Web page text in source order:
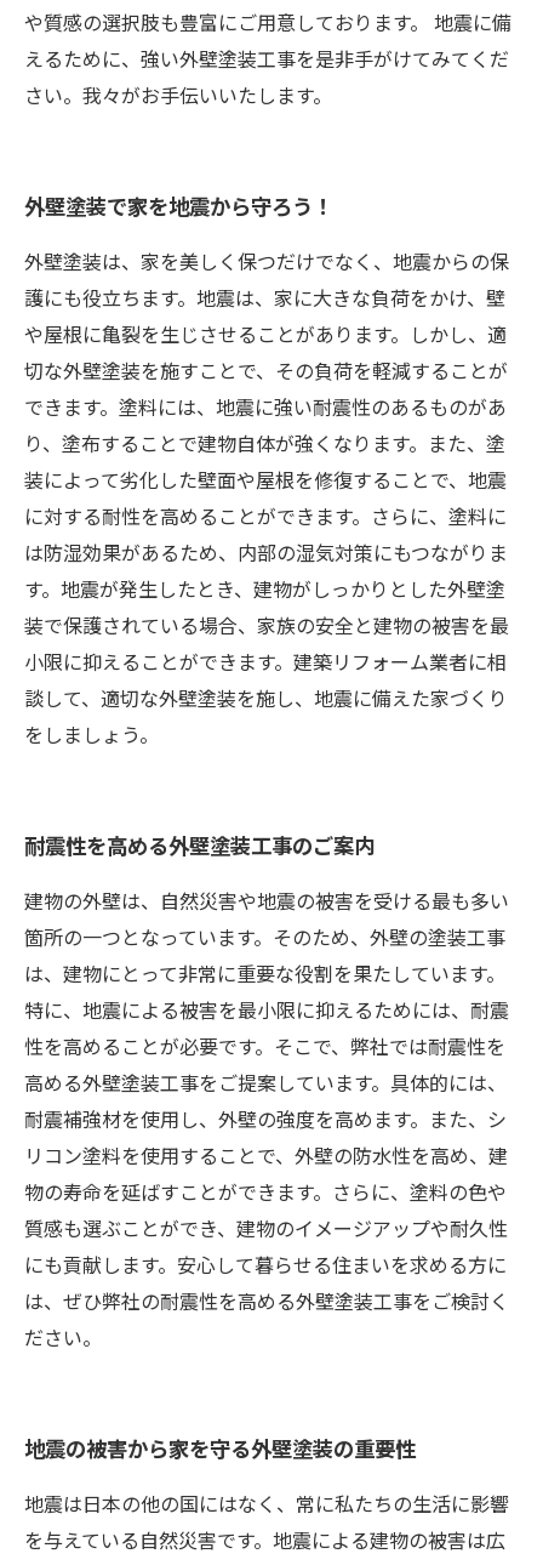
や質感の選択肢も豊富にご用意しております。 地震に備
えるために、強い外壁塗装工事を是非手がけてみてくだ
さい。我々がお手伝いいたします。
外壁塗装で家を地震から守ろう！
外壁塗装は、家を美しく保つだけでなく、地震からの保
護にも役立ちます。地震は、家に大きな負荷をかけ、壁
や屋根に亀裂を生じさせることがあります。しかし、適
切な外壁塗装を施すことで、その負荷を軽減することが
できます。塗料には、地震に強い耐震性のあるものがあ
り、塗布することで建物自体が強くなります。また、塗
装によって劣化した壁面や屋根を修復することで、地震
に対する耐性を高めることができます。さらに、塗料に
は防湿効果があるため、内部の湿気対策にもつながりま
す。地震が発生したとき、建物がしっかりとした外壁塗
装で保護されている場合、家族の安全と建物の被害を最
小限に抑えることができます。建築リフォーム業者に相
談して、適切な外壁塗装を施し、地震に備えた家づくり
をしましょう。
耐震性を高める外壁塗装工事のご案内
建物の外壁は、自然災害や地震の被害を受ける最も多い
箇所の一つとなっています。そのため、外壁の塗装工事
は、建物にとって非常に重要な役割を果たしています。
特に、地震による被害を最小限に抑えるためには、耐震
性を高めることが必要です。そこで、弊社では耐震性を
高める外壁塗装工事をご提案しています。具体的には、
耐震補強材を使用し、外壁の強度を高めます。また、シ
リコン塗料を使用することで、外壁の防水性を高め、建
物の寿命を延ばすことができます。さらに、塗料の色や
質感も選ぶことができ、建物のイメージアップや耐久性
にも貢献します。安心して暮らせる住まいを求める方に
は、ぜひ弊社の耐震性を高める外壁塗装工事をご検討く
ださい。
地震の被害から家を守る外壁塗装の重要性
地震は日本の他の国にはなく、常に私たちの生活に影響
を与えている自然災害です。地震による建物の被害は広